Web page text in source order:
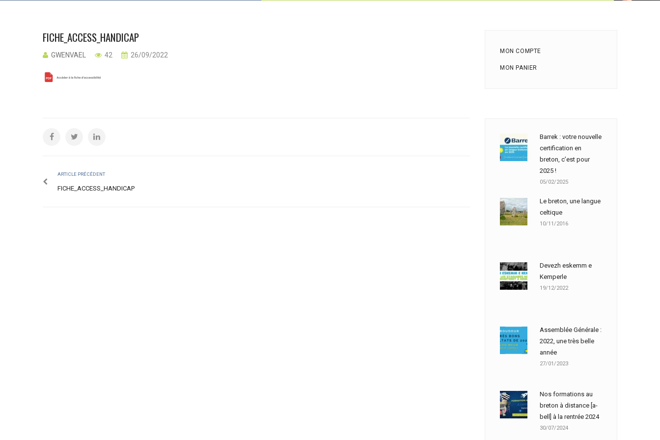
FICHE_ACCESS_HANDICAP
GWENVAEL 42 26/09/2022
ARTICLE PRÉCÉDENT
FICHE_ACCESS_HANDICAP
MON COMPTE
MON PANIER
Barrek : votre nouvelle
certification en
breton, c’est pour
2025 !
05/02/2025
Le breton, une langue
celtique
10/11/2016
Devezh eskemm e
Kemperle
19/12/2022
Assemblée Générale :
2022, une très belle
année
27/01/2023
Nos formations au
breton à distance [a-
bell] à la rentrée 2024
30/07/2024